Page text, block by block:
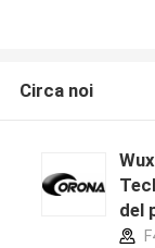
Circa noi
del